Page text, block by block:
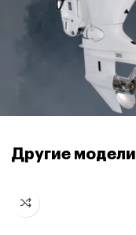
Другие модели